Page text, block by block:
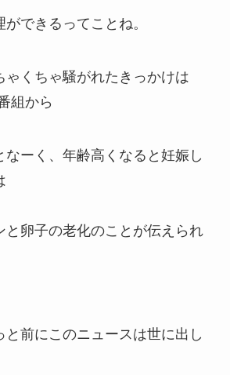
できるってことね。
ゃくちゃ騒がれたきっかけは
組から
なーく、年齢高くなると妊娠し
と卵子の老化のことが伝えられ
と前にこのニュースは世に出し